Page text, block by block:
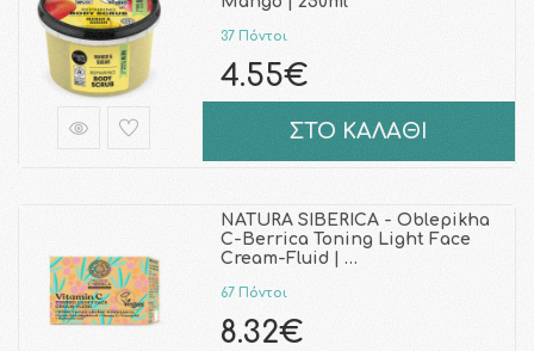
37 Πόντοι
4.55€
ΣΤΟ ΚΑΛΑΘΙ
NATURA SIBERICA - Oblepikha
C-Berrica Toning Light Face
Cream-Fluid | …
67 Πόντοι
8.32€